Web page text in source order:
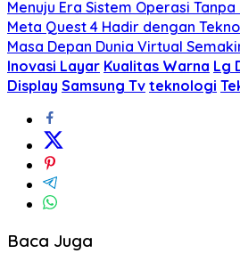
Menuju Era Sistem Operasi
Meta Quest 4 Hadir dengan
Masa Depan Dunia Virtual
Inovasi Layar Kualitas Warna Lg
Display Samsung Tv teknologi
Baca Juga